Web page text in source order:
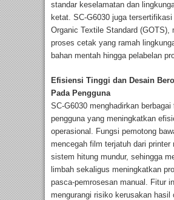
standar keselamatan dan
ketat. SC-G6030 juga tersertifikasi
Organic Textile Standard (GOTS),
proses cetak yang ramah
bahan mentah hingga pelabelan
Efisiensi Tinggi dan Desain
Pada Pengguna
SC-G6030 menghadirkan berbagai
pengguna yang meningkatkan
operasional. Fungsi pemotong
mencegah film terjatuh dari printer
sistem hitung mundur, sehingga
limbah sekaligus meningkatkan
pasca-pemrosesan manual. Fitur
mengurangi risiko kerusakan hasil